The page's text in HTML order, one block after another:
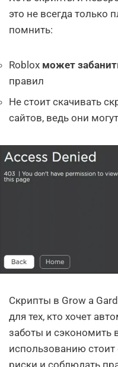
это не всегда
помнить:
Roblox может
правил
Не стоит скачивать
сайтов, ведь они могут
Скрипты в Grow a
для тех, кто хочет
заботы и сэкономить
использованию
риски и соблюдать